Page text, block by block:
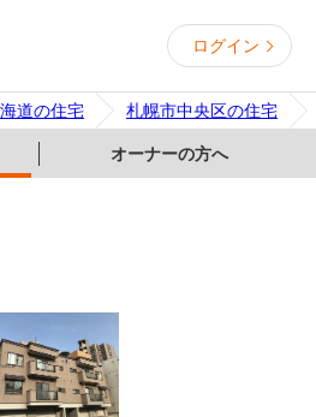
ログイン
道の住宅 札幌市中央区の住宅
オーナーの方へ